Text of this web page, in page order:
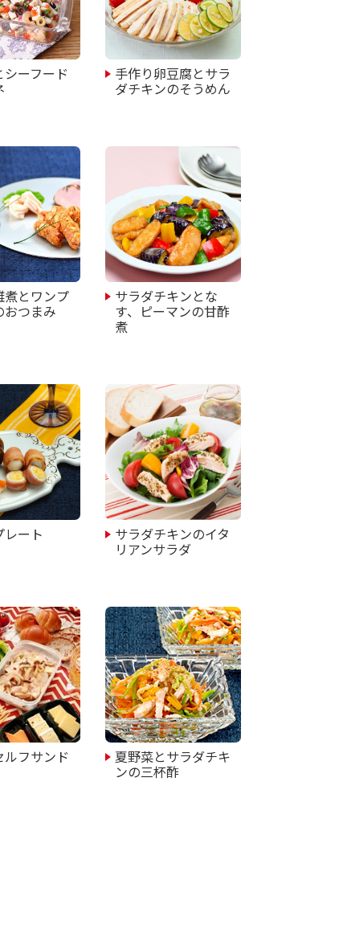
ーフード 手作り卵豆腐とサラ
ダチキンのそうめん
煮とワンプ
おつまみ
サラダチキンとな
す、ピーマンの甘酢
煮
レート サラダチキンのイタ
リアンサラダ
ルフサンド 夏野菜とサラダチキ
ンの三杯酢